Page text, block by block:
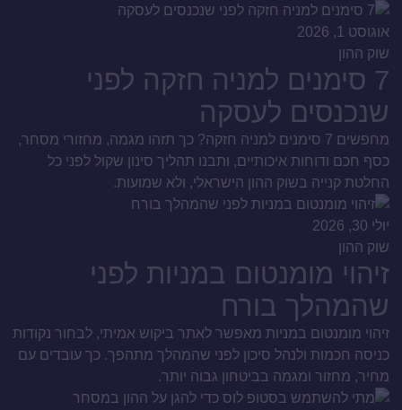
אוגוסט 1, 2026
שוק ההון
7 סימנים למניה חזקה לפני
שנכנסים לעסקה
מחפשים 7 סימנים למניה חזקה? כך תזהו מגמה, מחזורי מסחר,
כסף חכם ודוחות איכותיים, ותבנו תהליך סינון שקול לפני כל
החלטת קנייה בשוק ההון הישראלי, ולא שמועות.
יולי 30, 2026
שוק ההון
זיהוי מומנטום במניות לפני
שהמהלך בורח
זיהוי מומנטום במניות מאפשר לאתר ביקוש אמיתי, לבחור נקודות
כניסה חכמות ולנהל סיכון לפני שהמהלך מתהפך. כך עובדים עם
מחיר, מחזור ומגמה בביטחון גבוה יותר.